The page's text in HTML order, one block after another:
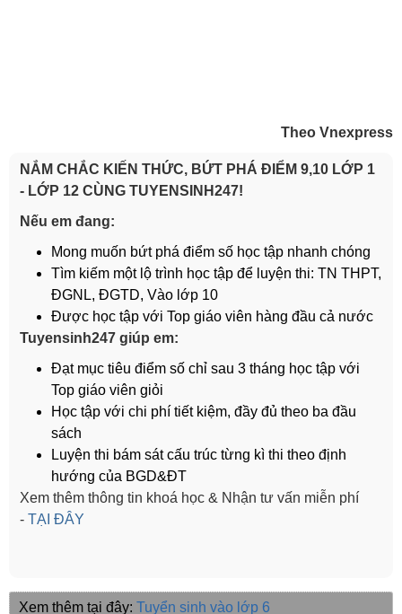
Theo Vnexpress
NẮM CHẮC KIẾN THỨC, BỨT PHÁ ĐIỂM 9,10 LỚP 1
- LỚP 12 CÙNG TUYENSINH247!
Nếu em đang:
Mong muốn bứt phá điểm số học tập nhanh chóng
Tìm kiếm một lộ trình học tập để luyện thi: TN THPT,
ĐGNL, ĐGTD, Vào lớp 10
Được học tập với Top giáo viên hàng đầu cả nước
Tuyensinh247 giúp em:
Đạt mục tiêu điểm số chỉ sau 3 tháng học tập với
Top giáo viên giỏi
Học tập với chi phí tiết kiệm, đầy đủ theo ba đầu
sách
Luyện thi bám sát cấu trúc từng kì thi theo định
hướng của BGD&ĐT
Xem thêm thông tin khoá học & Nhận tư vấn miễn phí
- TẠI ĐÂY
Xem thêm tại đây: Tuyển sinh vào lớp 6